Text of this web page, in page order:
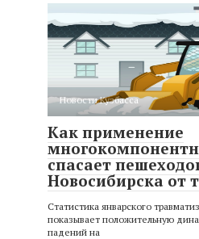
Новости Кузбасса
Как применение
спасает
Новосибирска от
Статистика январского
показывает положительную
падений на